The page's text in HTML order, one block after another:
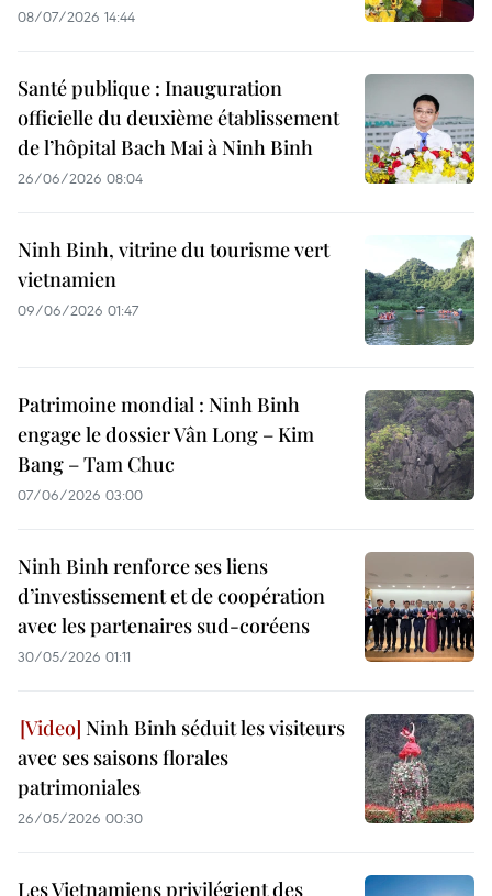
08/07/2026 14:44
Santé publique : Inauguration
officielle du deuxième établissement
de l’hôpital Bach Mai à Ninh Binh
26/06/2026 08:04
Ninh Binh, vitrine du tourisme vert
vietnamien
09/06/2026 01:47
Patrimoine mondial : Ninh Binh
engage le dossier Vân Long – Kim
Bang – Tam Chuc
07/06/2026 03:00
Ninh Binh renforce ses liens
d’investissement et de coopération
avec les partenaires sud-coréens
30/05/2026 01:11
Ninh Binh séduit les visiteurs
avec ses saisons florales
patrimoniales
26/05/2026 00:30
Les Vietnamiens privilégient des